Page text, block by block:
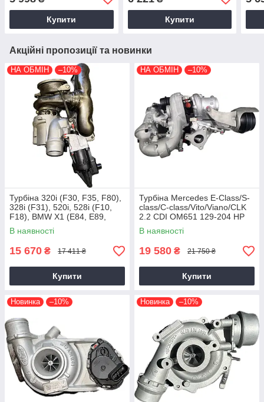
2002+
Купити
700A, 1998+
Купити
Акційні пропозиції та новинки
НА ОБМІН –10%
Турбіна 320i (F30, F35, F80),
328i (F31), 520i, 528i (F10,
F18), BMW X1 (E84, E89,
F25) N20B20, 2011+, 2.0 L
В наявності
15 670 ₴ 17 411 ₴
Купити
НА ОБМІН –10%
Турбіна Mercedes E-Class/S-
class/C-class/Vito/Viano/CLK
2.2 CDI OM651 129-204 HP
В наявності
19 580 ₴ 21 750 ₴
Купити
Новинка –10% Новинка –10%